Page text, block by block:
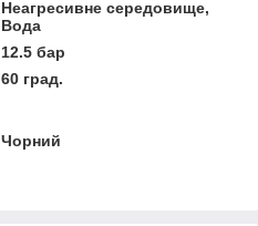
Неагресивне середовище,
Вода
12.5 бар
60 град.
Чорний